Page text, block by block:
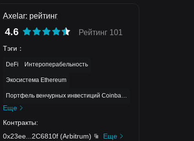
Axelar: рейтинг
4.6 Рейтинг 101
Тэги ：
DeFi Интероперабельность
Экосистема Ethereum
Еще
Контракты:
0x23ee
2C6810f (Arbitrum)
Еще